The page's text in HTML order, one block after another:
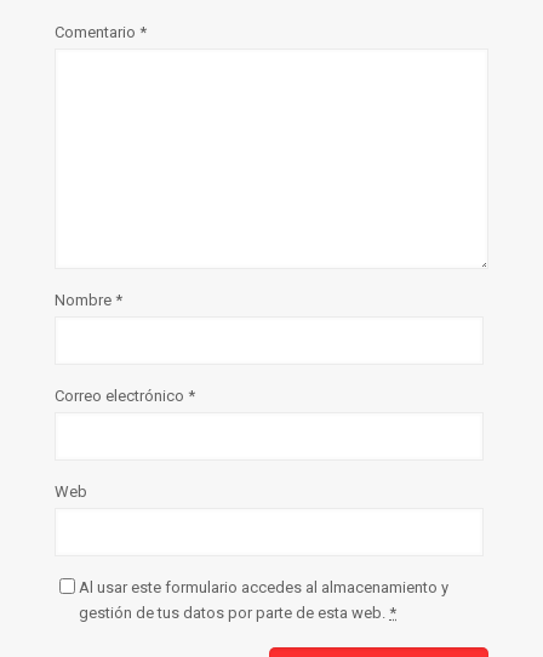
Comentario *
Nombre *
Correo electrónico *
Web
Al usar este formulario accedes al almacenamiento y
gestión de tus datos por parte de esta web. *